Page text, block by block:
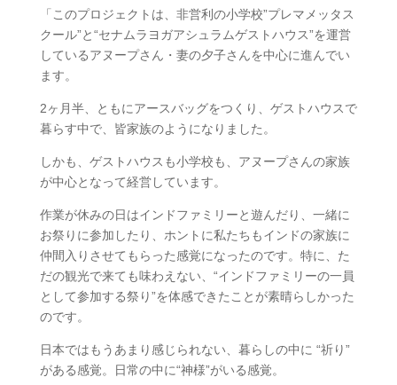
「このプロジェクトは、非営利の小学校”プレマメッタス​
クール”と“セナムラヨガアシュラムゲストハウス”を運​営
しているアヌープさん・妻の夕子さんを中心に進んで​い
ます。
2ヶ月半、ともにアースバッグをつくり、ゲストハウス​で
暮らす中で、皆家族のようになりました。
しかも、ゲストハウスも小学校も、アヌープさんの家族​
が中心となって経営しています。
作業が休みの日はインドファミリーと遊んだり、一緒に​
お祭りに参加したり、ホントに私たちもインドの家族に​
仲間入りさせてもらった感覚になったのです。特に、た
だの観光で来ても味わえない、“インドファミ​リーの一員
として参加する祭り”を体感できたことが素​晴らしかった
のです。
日本ではもうあまり感じられない、暮らしの中に “祈​り”
がある感覚。日常の中に“神様”がいる感覚。